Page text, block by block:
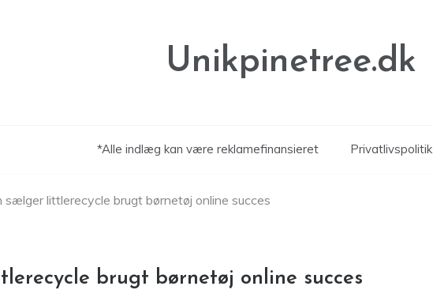
Unikpinetree.dk
*Alle indlæg kan være reklamefinansieret Privatlivspolitik
sælger littlerecycle brugt børnetøj online succes
brugt børnetøj online succes